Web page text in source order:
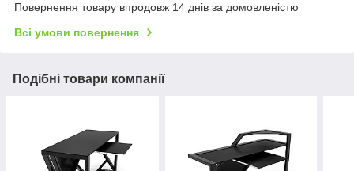
Повернення товару впродовж 14 днів за домовленістю
Всі умови повернення
Подібні товари компанії